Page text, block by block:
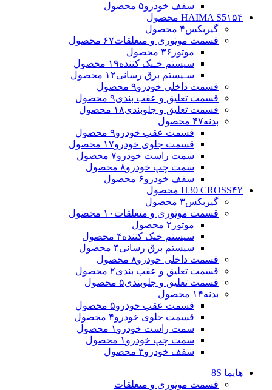
سقف خودرو۵ محصول
HAIMA S5۱۵۴ محصول
گیربکس۴ محصول
قسمت موتوری و متعلقات۶۷ محصول
موتور ۳۶ محصول
سیستم خـنک کننده۱۹ محصول
سـیستم برق رسانی۱۲ محصول
قسمت داخلی خودرو۹ محصول
قسمت تعلیق و عقب بندی۹ محصول
قسمت تعلیق و جلوبندی۱۸ محصول
بدنه۴۷ محصول
قسمت عقب خودرو۹ محصول
قسمت جلوی خودرو۱۷ محصول
سمت راست خودرو۷ محصول
سمت چپ خودرو۸ محصول
سقف خودرو۶ محصول
H30 CROSS۴۲ محصول
گیربکس۳ محصول
قسمت موتوری و متعلقات ۱۰ محصول
موتور ۲ محصول
سیستم خنک کننده۴ محصول
سیستم برق رسانی۴ محصول
قسمت داخلی خودرو۸ محصول
قسمت تعلیق و عقب بندی۲ محصول
قسمت تعلیق و جلوبندی۵ محصول
بدنه۱۴ محصول
قسمت عقب خودرو۵ محصول
قسمت جلوی خودرو۴ محصول
سمت راست خودرو ۱ محصول
سمت چپ خودرو ۱ محصول
سقف خودرو۳ محصول
هایما 8S
قسمت موتوری و متعلقات